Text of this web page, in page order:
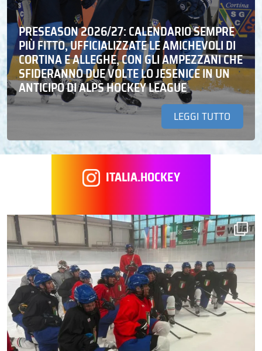
PRESEASON 2026/27: CALENDARIO SEMPRE
PIÙ FITTO, UFFICIALIZZATE LE AMICHEVOLI DI
CORTINA E ALLEGHE, CON GLI AMPEZZANI CHE
SFIDERANNO DUE VOLTE LO JESENICE IN UN
ANTICIPO DI ALPS HOCKEY LEAGUE
LEGGI TUTTO
ITALIA.HOCKEY